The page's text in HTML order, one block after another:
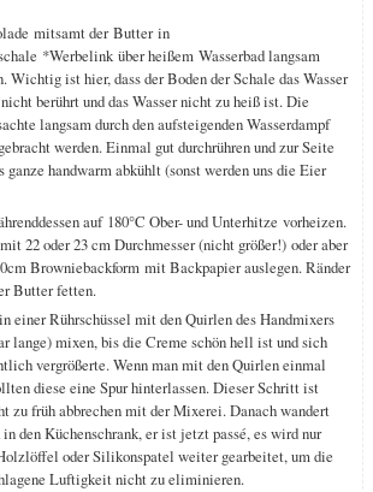
mitsamt der Butter in
*Werbelink über heißem Wasserbad langsam
Wichtig ist hier, dass der Boden der Schale das Wasser
berührt und das Wasser nicht zu heiß ist. Die
langsam durch den aufsteigenden Wasserdampf
werden. Einmal gut durchrühren und zur Seite
ganze handwarm abkühlt (sonst werden uns die Eier
auf 180°C Ober- und Unterhitze vorheizen.
22 oder 23 cm Durchmesser (nicht größer!) oder aber
Browniebackform mit Backpapier auslegen. Ränder
Butter fetten.
einer Rührschüssel mit den Quirlen des Handmixers
lange) mixen, bis die Creme schön hell ist und sich
vergrößerte. Wenn man mit den Quirlen einmal
diese eine Spur hinterlassen. Dieser Schritt ist
zu früh abbrechen mit der Mixerei. Danach wandert
den Küchenschrank, er ist jetzt passé, es wird nur
oder Silikonspatel weiter gearbeitet, um die
Luftigkeit nicht zu eliminieren.